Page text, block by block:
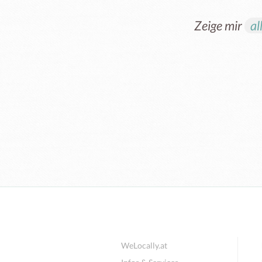
Zeige mir
WeLocally.at